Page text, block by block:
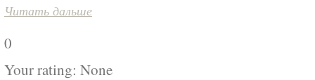
Читать дальше
0
Your rating: None